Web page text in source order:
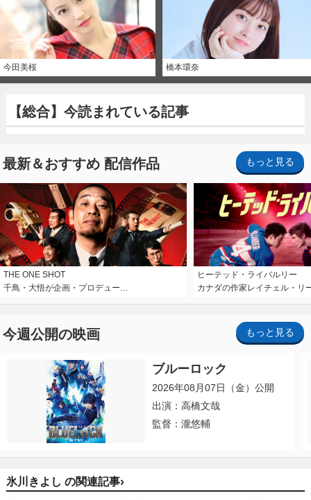
今田美桜 橋本環奈
【総合】今読まれている記事
最新＆おすすめ 配信作品 もっと見る
THE ONE SHOT
千鳥・大悟が企画・プロデュー…
ヒーテッド・ライバルリー
カナダの作家レイチェル・リ
今週公開の映画 もっと見る
ブルーロック
2026年08月07日（金）公開
出演：高橋文哉
監督：瀧悠輔
氷川きよし の関連記事›